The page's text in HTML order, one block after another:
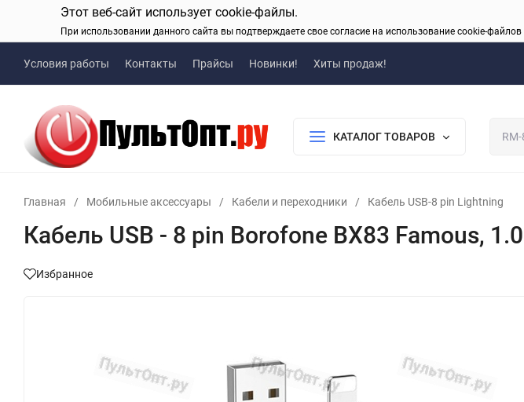
Этот веб-сайт использует cookie-файлы.
При использовании данного сайта вы подтверждаете свое согласие на использование cookie-
Условия работы Контакты Прайсы Новинки! Хиты продаж!
КАТАЛОГ ТОВАРОВ
Главная / Мобильные аксессуары / Кабели и переходники / Кабель USB-8 pin Lightning
Кабель USB - 8 pin Borofone BX83 Famous,
Избранное